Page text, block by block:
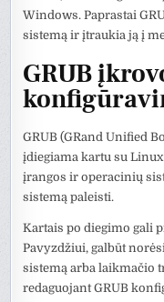
Windows. Paprastai
sistemą ir įtraukia ją į
GRUB
GRUB (GRand Unified
įdiegiama kartu su
įrangos ir operacinių
sistemą paleisti.
Kartais po diegimo gali
Pavyzdžiui, galbūt
sistemą arba laikmačio
redaguojant GRUB